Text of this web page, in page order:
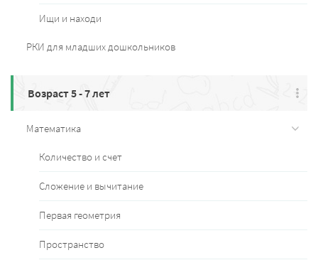
Ищи и находи
РКИ для младших дошкольников
Возраст 5 - 7 лет
Математика
Количество и счет
Сложение и вычитание
Первая геометрия
Пространство